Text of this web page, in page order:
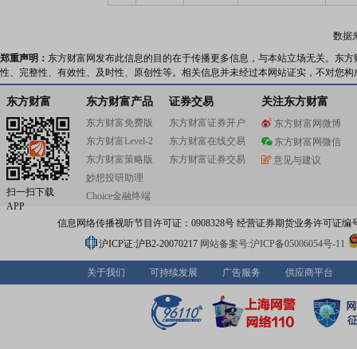
数据
郑重声明： 东方财富网发布此信息的目的在于传播更多信息，与本站立场无关。东
性、完整性、有效性、及时性、原创性等。相关信息并未经过本网站证实，不对您
东方财富
扫一扫下载
APP
东方财富产品
东方财富免费版
东方财富Level-2
东方财富策略版
妙想投研助理
Choice金融终端
证券交易
东方财富证券开户
东方财富在线交易
东方财富证券交易
关注东方财富
东方财富网微博
东方财富网微信
意见与建议
信息网络传播视听节目许可证：0908328号 经营证券期货业务许可证编
沪ICP证:沪B2-20070217 网站备案号:沪ICP备05006054号-11
关于我们 可持续发展 广告服务 供应商平台